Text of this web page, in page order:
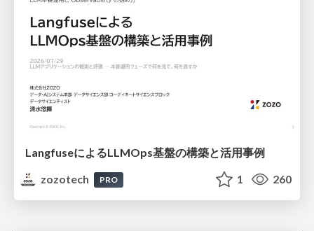
LangfuseによるLLMOps基盤の構築と活用事例
zozotech
PRO 1 260